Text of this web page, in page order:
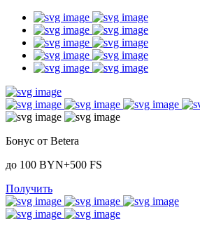
Бонус от Betera
до 100 BYN+500 FS
Получить